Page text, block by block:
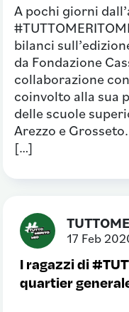
A pochi giorni
bilanci
da Fondazione
collaborazione
coinvolto alla sua
delle scuole
Arezzo e
[…]
17 Feb
I ragazzi di
quartier